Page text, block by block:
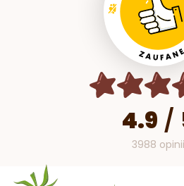
4.9 /
3988 opinii